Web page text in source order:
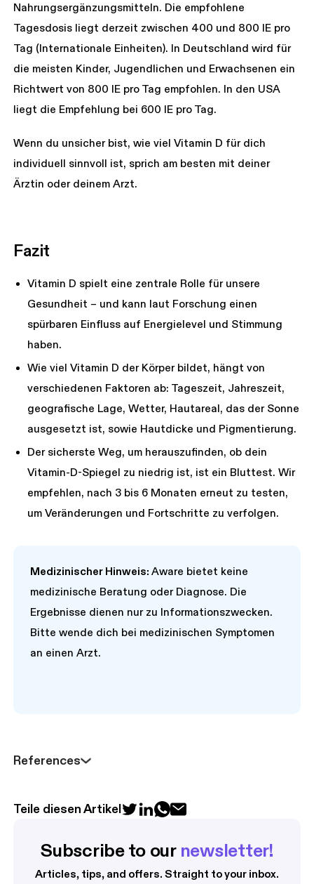
Nahrungsergänzungsmitteln. Die empfohlene
Tagesdosis liegt derzeit zwischen 400 und 800 IE pro
Tag (Internationale Einheiten). In Deutschland wird für
die meisten Kinder, Jugendlichen und Erwachsenen ein
Richtwert von 800 IE pro Tag empfohlen. In den USA
liegt die Empfehlung bei 600 IE pro Tag.
Wenn du unsicher bist, wie viel Vitamin D für dich
individuell sinnvoll ist, sprich am besten mit deiner
Ärztin oder deinem Arzt.
Fazit
Vitamin D spielt eine zentrale Rolle für unsere
Gesundheit – und kann laut Forschung einen
spürbaren Einfluss auf Energielevel und Stimmung
haben.
Wie viel Vitamin D der Körper bildet, hängt von
verschiedenen Faktoren ab: Tageszeit, Jahreszeit,
geografische Lage, Wetter, Hautareal, das der Sonne
ausgesetzt ist, sowie Hautdicke und Pigmentierung.
Der sicherste Weg, um herauszufinden, ob dein
Vitamin-D-Spiegel zu niedrig ist, ist ein Bluttest. Wir
empfehlen, nach 3 bis 6 Monaten erneut zu testen,
um Veränderungen und Fortschritte zu verfolgen.
Medizinischer Hinweis: Aware bietet keine
medizinische Beratung oder Diagnose. Die
Ergebnisse dienen nur zu Informationszwecken.
Bitte wende dich bei medizinischen Symptomen
an einen Arzt.
References
Teile diesen Artikel
Subscribe to our newsletter!
Articles, tips, and offers. Straight to your inbox.